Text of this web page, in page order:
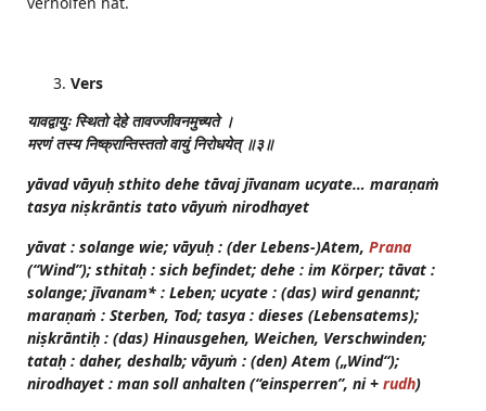
Vers
यावद्वायुः स्थितो देहे तावज्जीवनमुच्यते ।
मरणं तस्य निष्क्रान्तिस्ततो वायुं निरोधयेत् ॥३॥
yāvad vāyuḥ sthito dehe tāvaj jīvanam ucyate… maraṇaṁ
tasya niṣkrāntis tato vāyuṁ nirodhayet
yāvat : solange wie; vāyuḥ : (der Lebens-)Atem, Prana
(“Wind”); sthitaḥ : sich befindet; dehe : im Körper; tāvat :
solange; jīvanam* : Leben; ucyate : (das) wird genannt;
maraṇaṁ : Sterben, Tod; tasya : dieses (Lebensatems);
niṣkrāntiḥ : (das) Hinausgehen, Weichen, Verschwinden;
tataḥ : daher, deshalb; vāyuṁ : (den) Atem („Wind“);
nirodhayet : man soll anhalten (“einsperren”, ni + rudh)